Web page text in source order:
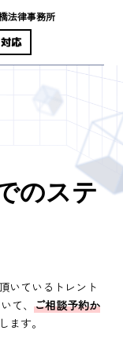
法律事務所
のステ
いているトレント
て、 ご相談予約か
ます。